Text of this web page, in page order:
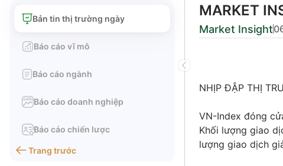
Bản tin thị trường ngày
Báo cáo vĩ mô
Báo cáo ngành
Báo cáo doanh nghiệp
Báo cáo chiến lược
Trang trước
MARKET
Market Insight
NHỊP ĐẬP THỊ
VN-Index đóng
Khối lượng giao
lượng giao dịch